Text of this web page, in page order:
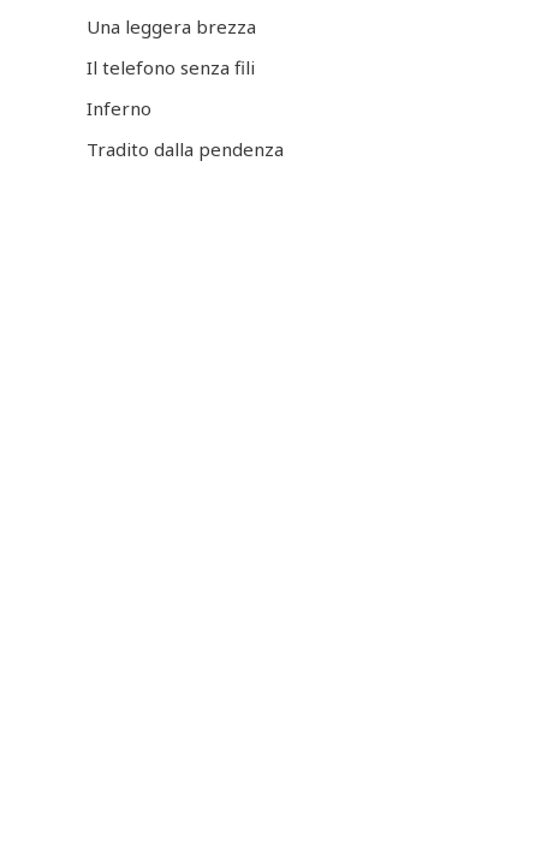
Una leggera brezza
Il telefono senza fili
Inferno
Tradito dalla pendenza